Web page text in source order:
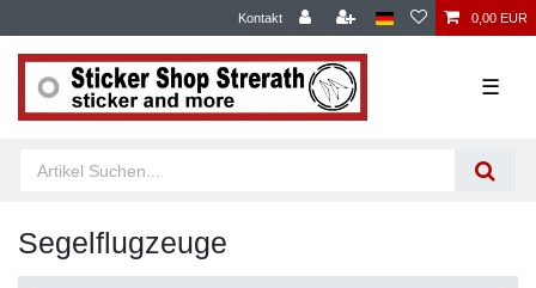
Kontakt 0,00 EUR
☰
Segelflugzeuge